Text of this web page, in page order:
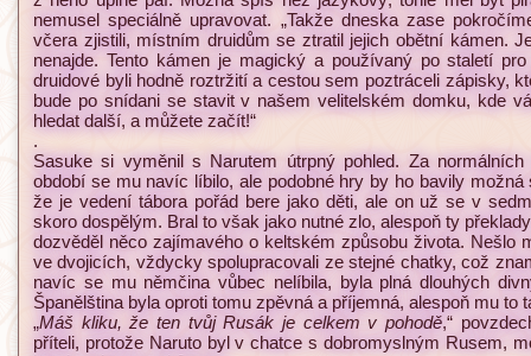
nemusel speciálně upravovat. „Takže dneska zase
včera zjistili, místním druidům se ztratil jejich obětní kámen.
nenajde. Tento kámen je magický a používaný po staletí
druidové byli hodně roztržití a cestou sem poztráceli zápisky,
bude po snídani se stavit v našem velitelském domku, kde
hledat další, a můžete začít!“
.
Sasuke si vyměnil s Narutem útrpný pohled. Za
období se mu navíc líbilo, ale podobné hry by ho bavily
že je vedení tábora pořád bere jako děti, ale on už se v
skoro dospělým. Bral to však jako nutné zlo, alespoň ty
dozvěděl něco zajímavého o keltském způsobu života. Nešlo
ve dvojicích, vždycky spolupracovali ze stejné chatky, což
navíc se mu němčina vůbec nelíbila, byla plná dlouhých
Španělština byla oproti tomu zpěvná a příjemná, alespoň mu to
„Máš kliku, že ten tvůj Rusák je celkem v pohodě,“
příteli, protože Naruto byl v chatce s dobromyslným Rusem,